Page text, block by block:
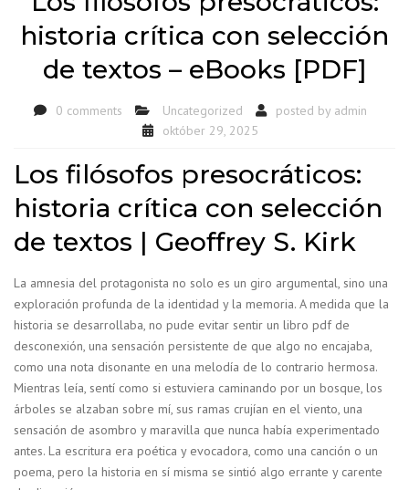
historia crítica con selección
de textos – eBooks [PDF]
0 comments Uncategorized posted by admin
október 29, 2025
Los filósofos presocráticos:
historia crítica con selección
de textos | Geoffrey S. Kirk
La amnesia del protagonista no solo es un giro argumental, sino una
exploración profunda de la identidad y la memoria. A medida que la
historia se desarrollaba, no pude evitar sentir un libro pdf de
desconexión, una sensación persistente de que algo no encajaba,
como una nota disonante en una melodía de lo contrario hermosa.
Mientras leía, sentí como si estuviera caminando por un bosque, los
árboles se alzaban sobre mí, sus ramas crujían en el viento, una
sensación de asombro y maravilla que nunca había experimentado
antes. La escritura era poética y evocadora, como una canción o un
poema, pero la historia en sí misma se sintió algo errante y carente